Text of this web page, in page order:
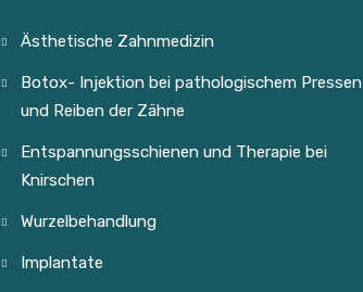
Ästhetische Zahnmedizin
Botox- Injektion bei pathologischem Pressen
und Reiben der Zähne
Entspannungsschienen und Therapie bei
Knirschen
Wurzelbehandlung
Implantate